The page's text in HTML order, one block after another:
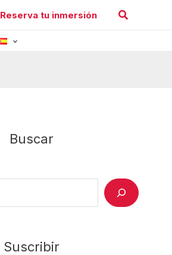
Reserva tu inmersión Buscar
Buscar
Suscribir